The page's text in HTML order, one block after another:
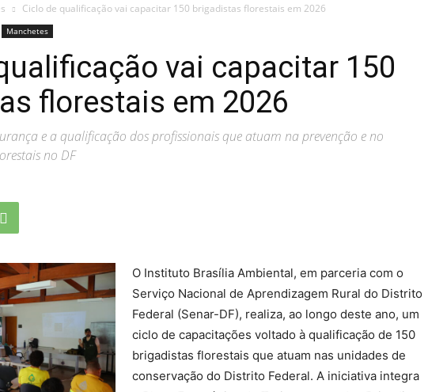
Ciclo de qualificação vai capacitar 150 brigadistas florestais em 2026
Manchetes
vai capacitar 150
florestais em 2026
e a qualificação dos profissionais que atuam na prevenção e no
no DF
O Instituto Brasília Ambiental, em parceria com o
Serviço Nacional de Aprendizagem Rural do Distrito
Federal (Senar-DF), realiza, ao longo deste ano, um
ciclo de capacitações voltado à qualificação de 150
brigadistas florestais que atuam nas unidades de
conservação do Distrito Federal. A iniciativa integra